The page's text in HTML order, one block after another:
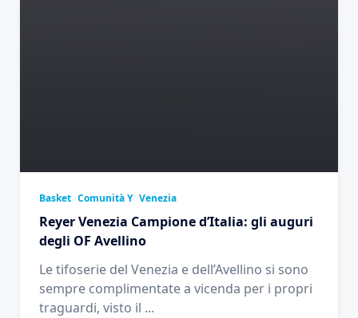
Basket Comunità Y Venezia
Reyer Venezia Campione d’Italia: gli auguri
degli OF Avellino
Le tifoserie del Venezia e dell’Avellino si sono
sempre complimentate a vicenda per i propri
traguardi, visto il ...